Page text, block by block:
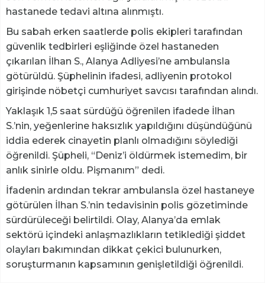
hastanede tedavi altına alınmıştı.
Bu sabah erken saatlerde polis ekipleri tarafından
güvenlik tedbirleri eşliğinde özel hastaneden
çıkarılan İlhan S., Alanya Adliyesi’ne ambulansla
götürüldü. Şüphelinin ifadesi, adliyenin protokol
girişinde nöbetçi cumhuriyet savcısı tarafından alındı.
Yaklaşık 1,5 saat sürdüğü öğrenilen ifadede İlhan
S.’nin, yeğenlerine haksızlık yapıldığını düşündüğünü
iddia ederek cinayetin planlı olmadığını söylediği
öğrenildi. Şüpheli, “Deniz’i öldürmek istemedim, bir
anlık sinirle oldu. Pişmanım” dedi.
İfadenin ardından tekrar ambulansla özel hastaneye
götürülen İlhan S.’nin tedavisinin polis gözetiminde
sürdürüleceği belirtildi. Olay, Alanya’da emlak
sektörü içindeki anlaşmazlıkların tetiklediği şiddet
olayları bakımından dikkat çekici bulunurken,
soruşturmanın kapsamının genişletildiği öğrenildi.